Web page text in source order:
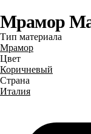
Мрамор
Тип материала
Мрамор
Цвет
Коричневый
Страна
Италия